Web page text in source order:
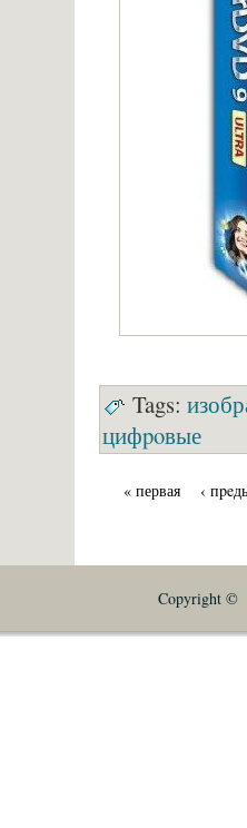
Tags:
цифpoвые
« первая ‹
Copyright ©